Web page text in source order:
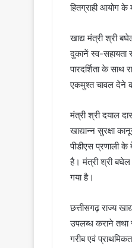
हितग्राही आयोग
खाद्य मंत्री श्री
दुकानें स्व-सहायता
पारदर्शिता के साथ
एकमुश्त चावल देने
मंत्री श्री दयाल
खाद्यान्न सुरक्षा
पीडीएस प्रणाली के
है। मंत्री श्री बघेल
गया है।
छत्तीसगढ़ राज्य
उपलब्ध कराने तथा
गरीब एवं